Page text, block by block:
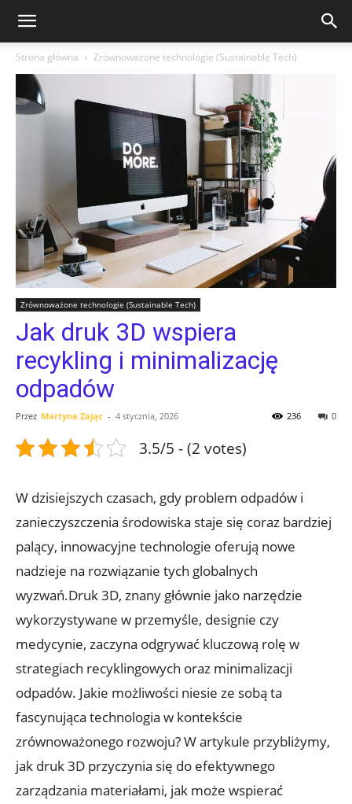
Strona główna Zrównoważone technologie (Sustainable Tech)
Zrównoważone technologie (Sustainable Tech)
Jak druk 3D wspiera
recykling i minimalizację
odpadów
Przez Martyna Zając - 4 stycznia, 2026 0
236
3.5/5 - (2 votes)
W dzisiejszych czasach, gdy problem odpadów i
zanieczyszczenia środowiska staje się coraz bardziej
palący, innowacyjne technologie oferują nowe
nadzieje na rozwiązanie tych globalnych
wyzwań.Druk 3D, znany głównie jako narzędzie
wykorzystywane w przemyśle, designie czy
medycynie, zaczyna odgrywać kluczową rolę w
strategiach recyklingowych oraz minimalizacji
odpadów. Jakie możliwości niesie ze sobą ta
fascynująca technologia w kontekście
zrównoważonego rozwoju? W artykule przybliżymy,
jak druk 3D przyczynia się do efektywnego
zarządzania materiałami, jak może wspierać